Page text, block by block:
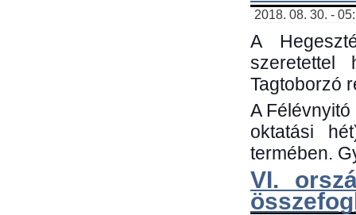
2018. 08. 30. -
A
szeretettel
Tagtoborzó
A
oktatási
termében.
VI.